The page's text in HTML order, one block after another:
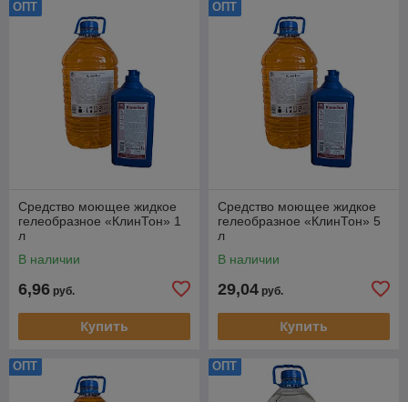
ОПТ
Средство моющее жидкое
гелеобразное «КлинТон» 1
л
В наличии
6,96 руб.
Купить
ОПТ
Средство моющее жидкое
гелеобразное «КлинТон» 5
л
В наличии
29,04 руб.
Купить
ОПТ ОПТ